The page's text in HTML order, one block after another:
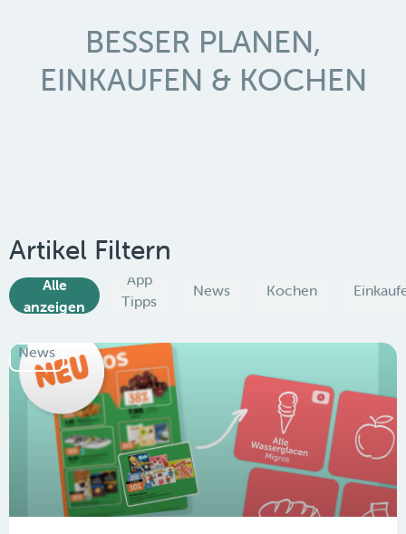
BESSER PLANEN,
EINKAUFEN & KOCHEN
Artikel Filtern
Alle
anzeigen
App
Tipps
News Kochen
News